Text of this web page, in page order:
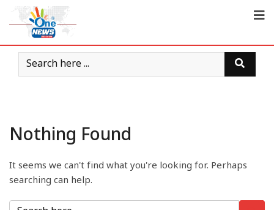
Nothing Found
It seems we can't find what you're looking for. Perhaps
searching can help.